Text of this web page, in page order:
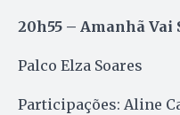
20h55 – Amanhã Vai
Palco Elza Soares
Participações: Aline